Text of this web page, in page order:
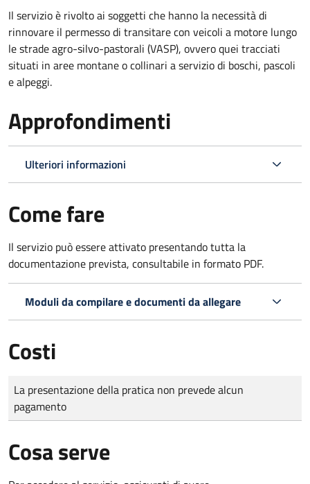
Il servizio è rivolto ai soggetti che hanno la necessità di
rinnovare il permesso di transitare con veicoli a motore lungo
le strade agro-silvo-pastorali (VASP), ovvero quei tracciati
situati in aree montane o collinari a servizio di boschi, pascoli
e alpeggi.
Approfondimenti
Ulteriori informazioni
Come fare
Il servizio può essere attivato presentando tutta la
documentazione prevista, consultabile in formato PDF.
Moduli da compilare e documenti da allegare
Costi
Tipo di pagamento
Importo
La presentazione della pratica non prevede alcun
pagamento
Cosa serve